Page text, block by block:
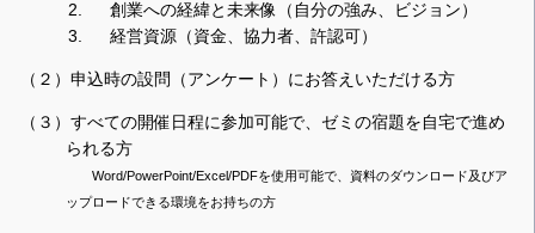
創業への経緯と未来像（自分の強み、ビジョン）
経営資源（資金、協力者、許認可）
（２）申込時の設問（アンケート）にお答えいただける方
（３）すべての開催日程に参加可能で、ゼミの宿題を自宅で進め
られる方
Word/PowerPoint/Excel/PDFを使用可能で、資料のダウンロード及びア
ップロードできる環境をお持ちの方